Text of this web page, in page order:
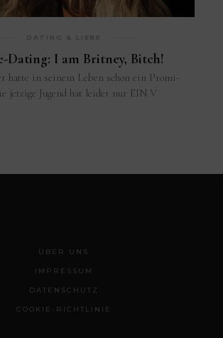
DATING & LIEBE
Dating: I am Britney, Bitch!
hatte in seinem Leben schon ein Promi-
jetzige Jugend hat leider nur EIN V
ÜBER UNS
IMPRESSUM
DATENSCHUTZ
COOKIE-RICHTLINIE